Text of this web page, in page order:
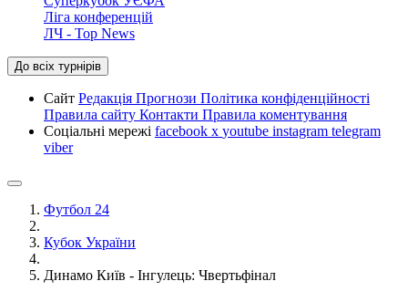
Ліга конференцій
ЛЧ - Top News
До всіх турнірів
Сайт Редакція Прогнози Політика конфіденційності
Правила сайту Контакти Правила коментування
Соціальні мережі facebook x youtube instagram telegram
viber
Футбол 24
Кубок України
Динамо Київ - Інгулець: Чвертьфінал